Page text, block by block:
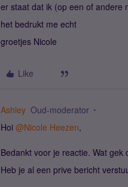
er staat dat ik (op een of andere
het bedrukt me echt
groetjes Nicole
Like
Ashley Oud-moderator
Hoi @Nicole Heezen,
Bedankt voor je reactie. Wat gek
Heb je al een prive bericht